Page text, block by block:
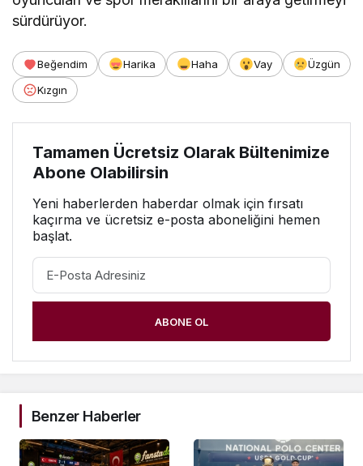
sürdürüyor.
Beğendim Harika Haha Vay
Üzgün
Kızgın
Tamamen Ücretsiz Olarak Bültenimize
Abone Olabilirsin
Yeni haberlerden haberdar olmak için fırsatı
kaçırma ve ücretsiz e-posta aboneliğini hemen
başlat.
ABONE OL
Benzer Haberler